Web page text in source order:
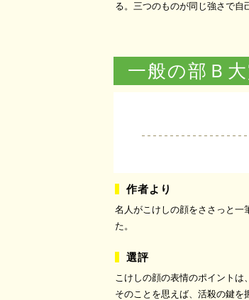
る。三つのものが同じ強さで自
一般の部Ｂ
名人がこけしの顔をささっと一
た。
こけしの顔の表情のポイントは
そのことを思えば、活殺の鍵